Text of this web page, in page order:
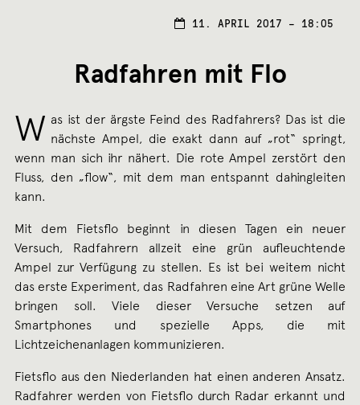
11. APRIL 2017 – 18:05
Radfahren mit Flo
W as ist der ärgste Feind des Radfahrers? Das ist die
nächste Ampel, die exakt dann auf „rot“ springt,
wenn man sich ihr nähert. Die rote Ampel zerstört den
Fluss, den „flow“, mit dem man entspannt dahingleiten
kann.
Mit dem Fietsflo beginnt in diesen Tagen ein neuer
Versuch, Radfahrern allzeit eine grün aufleuchtende
Ampel zur Verfügung zu stellen. Es ist bei weitem nicht
das erste Experiment, das Radfahren eine Art grüne Welle
bringen soll. Viele dieser Versuche setzen auf
Smartphones und spezielle Apps, die mit
Lichtzeichenanlagen kommunizieren.
Fietsflo aus den Niederlanden hat einen anderen Ansatz.
Radfahrer werden von Fietsflo durch Radar erkannt und